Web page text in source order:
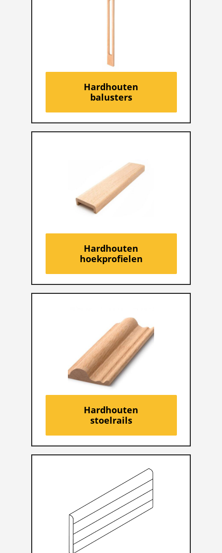
Hardhouten
balusters
Hardhouten
hoekprofielen
Hardhouten
stoelrails